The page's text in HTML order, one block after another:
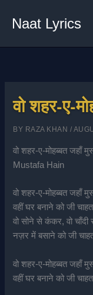
Naat Lyrics
वो शहर-ए-
BY RAZA KHAN /
वो शहर-ए-मोहब्बत जहाँ
Mustafa Hain
वो शहर-ए-मोहब्बत जहाँ
वहीं घर बनाने को जी
वो सोने से कंकर, वो चाँदी
नज़र में बसाने को जी
वो शहर-ए-मोहब्बत जहाँ
वहीं घर बनाने को जी